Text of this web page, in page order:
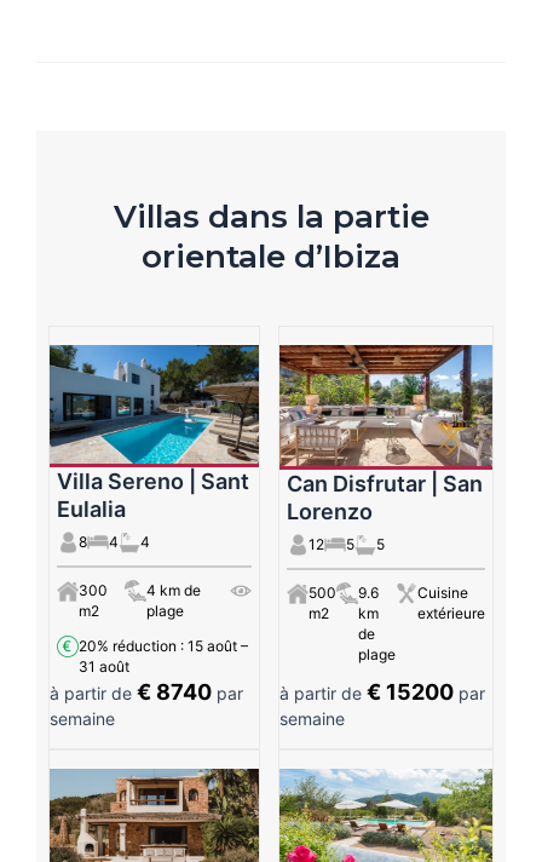
Villas dans la partie
orientale d’Ibiza
Villa Sereno | Sant
Eulalia
8 4 4
300
m2
4 km de
plage
20% réduction : 15 août –
31 août
à partir de € 8740 par
semaine
Can Disfrutar | San
Lorenzo
12 5 5
500
m2
9.6
km
de
plage
Cuisine
extérieure
à partir de € 15200par
semaine